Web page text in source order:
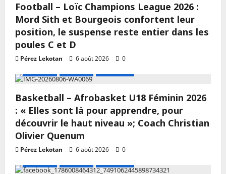
Football – Loïc Champions League 2026 :
Mord Sith et Bourgeois confortent leur
position, le suspense reste entier dans les
poules C et D
Pérez Lekotan 6 août 2026
0
Basketball – Afrobasket U18 Féminin 2026
: « Elles sont là pour apprendre, pour
découvrir le haut niveau »; Coach Christian
Olivier Quenum
Pérez Lekotan 6 août 2026
0